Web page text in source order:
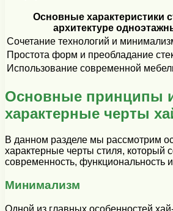
Основные характеристики
архитектуре
Сочетание технологий и
Простота форм и преобладание
Использование современной
Основные принципы
характерные черты
В данном разделе мы рассмотрим
характерные черты стиля, который
современность, функциональность
Минимализм